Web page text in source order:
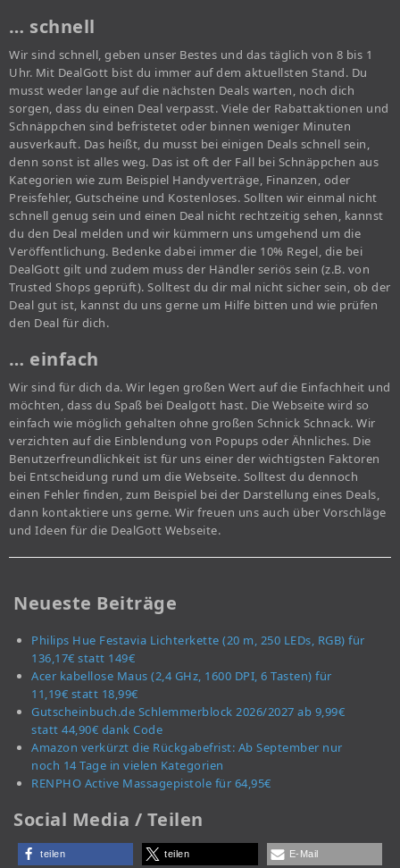
… schnell
Wir sind schnell, geben unser Bestes und das täglich von 8 bis 1
Uhr. Mit DealGott bist du immer auf dem aktuellsten Stand. Du
musst weder lange auf die nächsten Deals warten, noch dich
sorgen, dass du einen Deal verpasst. Viele der Rabattaktionen und
Schnäppchen sind befristetet oder binnen weniger Minuten
ausverkauft. Das heißt, du musst bei einigen Deals schnell sein,
denn sonst ist alles weg. Das ist oft der Fall bei Schnäppchen aus
Kategorien wie zum Beispiel Handyverträge, Finanzen, oder
Preisfehler, Gutscheine und Kostenloses. Sollten wir einmal nicht
schnell genug sein und einen Deal nicht rechtzeitig sehen, kannst
du den Deal melden und wir kümmern uns umgehend um die
Veröffentlichung. Bedenke dabei immer die 10% Regel, die bei
DealGott gilt und zudem muss der Händler seriös sein (z.B. von
Trusted Shops geprüft). Solltest du dir mal nicht sicher sein, ob der
Deal gut ist, kannst du uns gerne um Hilfe bitten und wie prüfen
den Deal für dich.
… einfach
Wir sind für dich da. Wir legen großen Wert auf die Einfachheit und
möchten, dass du Spaß bei Dealgott hast. Die Webseite wird so
einfach wie möglich gehalten ohne großen Schnick Schnack. Wir
verzichten auf die Einblendung von Popups oder Ähnliches. Die
Benutzerfreundlichkeit ist für uns einer der wichtigsten Faktoren
bei Entscheidung rund um die Webseite. Solltest du dennoch
einen Fehler finden, zum Beispiel bei der Darstellung eines Deals,
dann kontaktiere uns gerne. Wir freuen uns auch über Vorschläge
und Ideen für die DealGott Webseite.
Neueste Beiträge
Philips Hue Festavia Lichterkette (20 m, 250 LEDs, RGB) für
136,17€ statt 149€
Acer kabellose Maus (2,4 GHz, 1600 DPI, 6 Tasten) für
11,19€ statt 18,99€
Gutscheinbuch.de Schlemmerblock 2026/2027 ab 9,99€
statt 44,90€ dank Code
Amazon verkürzt die Rückgabefrist: Ab September nur
noch 14 Tage in vielen Kategorien
RENPHO Active Massagepistole für 64,95€
Social Media / Teilen
teilen teilen E-Mail